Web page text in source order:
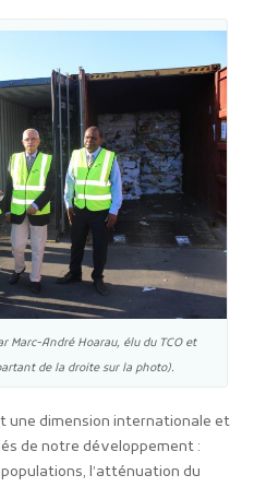
Marc-André Hoarau, élu du TCO et
de la droite sur la photo).
une dimension internationale et
de notre développement :
l’atténuation du